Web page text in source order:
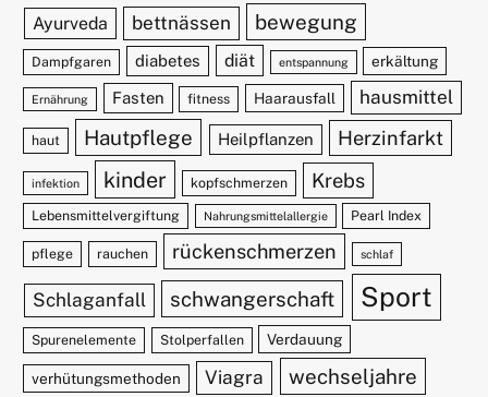
Ayurveda bettnässen bewegung
Dampfgaren diabetes diät entspannung erkältung
Ernährung Fasten fitness Haarausfall hausmittel
haut Hautpflege Heilpflanzen Herzinfarkt
infektion kinder kopfschmerzen Krebs
Lebensmittelvergiftung Nahrungsmittelallergie Pearl Index
pflege rauchen rückenschmerzen schlaf
Schlaganfall schwangerschaft Sport
Spurenelemente Stolperfallen Verdauung
verhütungsmethoden Viagra wechseljahre